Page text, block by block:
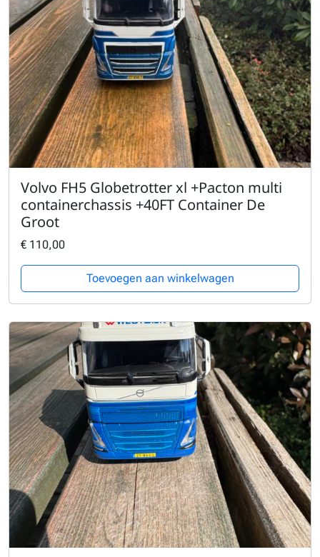
Volvo FH5 Globetrotter xl +Pacton multi
containerchassis +40FT Container De
Groot
€ 110,00
Toevoegen aan winkelwagen